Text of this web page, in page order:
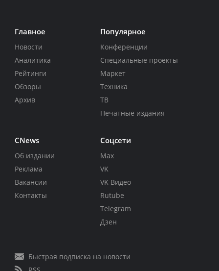
Главное
Новости
Аналитика
Рейтинги
Обзоры
Архив
Популярное
Конференции
Специальные проекты
Маркет
Техника
ТВ
Печатные издания
CNews
Об издании
Реклама
Вакансии
Контакты
Соцсети
Max
VK
VK Видео
Rutube
Telegram
Дзен
Быстрая подписка на новости